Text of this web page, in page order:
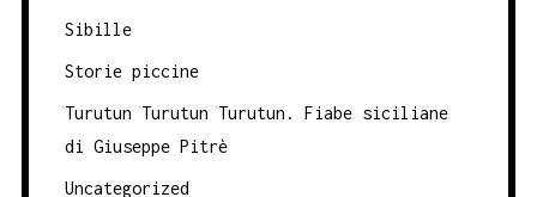
Sibille
Storie piccine
Turutun Turutun Turutun. Fiabe siciliane
di Giuseppe Pitrè
Uncategorized